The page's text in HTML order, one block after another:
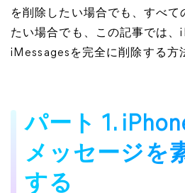
を削除したい場合でも、すべて
たい場合でも、この記事では
iMessagesを完全に削除する方
パート 1.
メッセージを
する